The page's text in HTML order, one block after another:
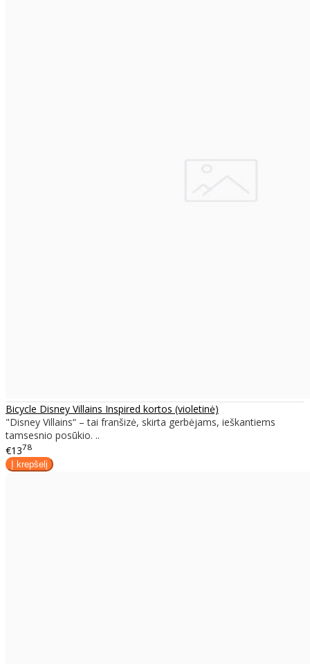
Bicycle Disney Villains Inspired kortos (violetinė)
"Disney Villains“ – tai franšizė, skirta gerbėjams, ieškantiems
tamsesnio posūkio. ..
€1378